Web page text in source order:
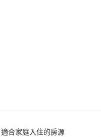
分）
適合家庭入住的房源